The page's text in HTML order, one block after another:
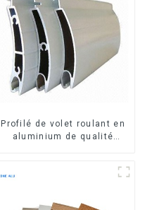
Profilé de volet roulant en
aluminium de qualité